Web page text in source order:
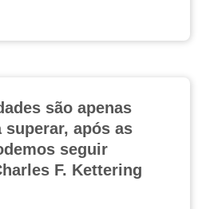
são apenas
superar, após as
seguir
F. Kettering